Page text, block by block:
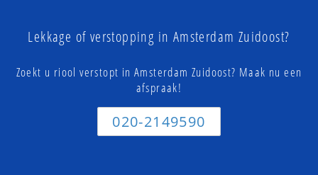
Lekkage of verstopping in Amsterdam Zuidoost?
Zoekt u riool verstopt in Amsterdam Zuidoost? Maak nu een
afspraak!
020-2149590